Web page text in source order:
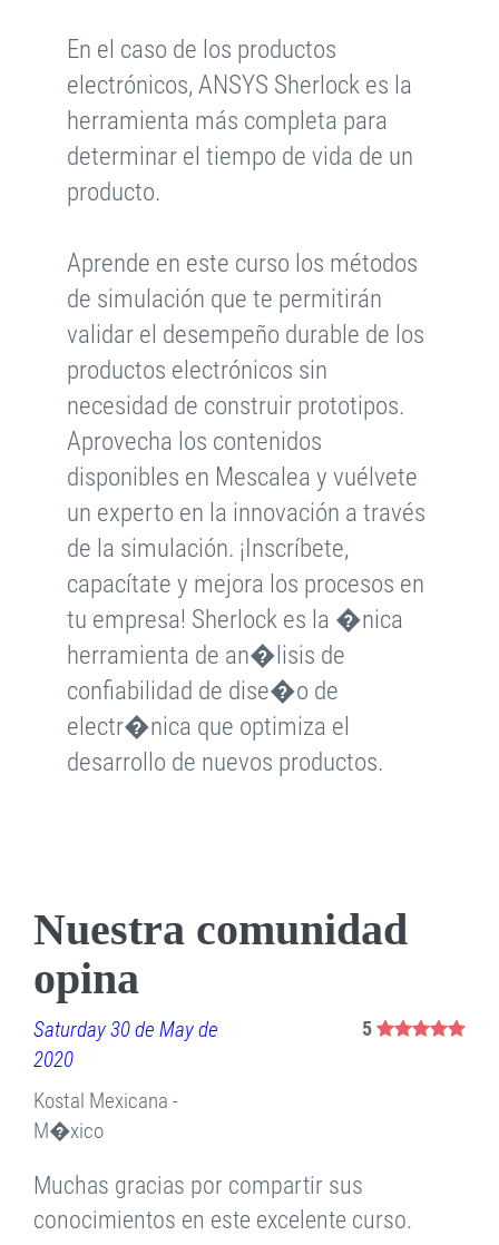
En el caso de los productos
electrónicos, ANSYS Sherlock es la
herramienta más completa para
determinar el tiempo de vida de un
producto.
Aprende en este curso los métodos
de simulación que te permitirán
validar el desempeño durable de los
productos electrónicos sin
necesidad de construir prototipos.
Aprovecha los contenidos
disponibles en Mescalea y vuélvete
un experto en la innovación a través
de la simulación. ¡Inscríbete,
capacítate y mejora los procesos en
tu empresa! Sherlock es la �nica
herramienta de an�lisis de
confiabilidad de dise�o de
electr�nica que optimiza el
desarrollo de nuevos productos.
Nuestra comunidad
opina
Saturday 30 de May de
2020
Kostal Mexicana -
M�xico
5
Muchas gracias por compartir sus
conocimientos en este excelente curso.